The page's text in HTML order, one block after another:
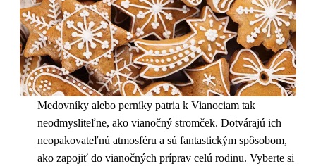
Medovníky alebo perníky patria k Vianociam tak
neodmysliteľne, ako vianočný stromček. Dotvárajú ich
neopakovateľnú atmosféru a sú fantastickým spôsobom,
ako zapojiť do vianočných príprav celú rodinu. Vyberte si